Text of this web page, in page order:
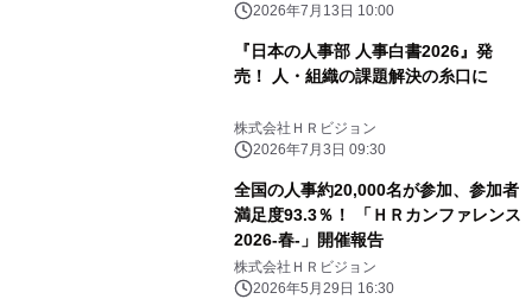
2026年7月13日 10:00
『日本の人事部 人事白書2026』発
売！ 人・組織の課題解決の糸口に
株式会社ＨＲビジョン
2026年7月3日 09:30
全国の人事約20,000名が参加、参加者
満足度93.3％！ 「ＨＲカンファレンス
2026-春-」開催報告
株式会社ＨＲビジョン
2026年5月29日 16:30